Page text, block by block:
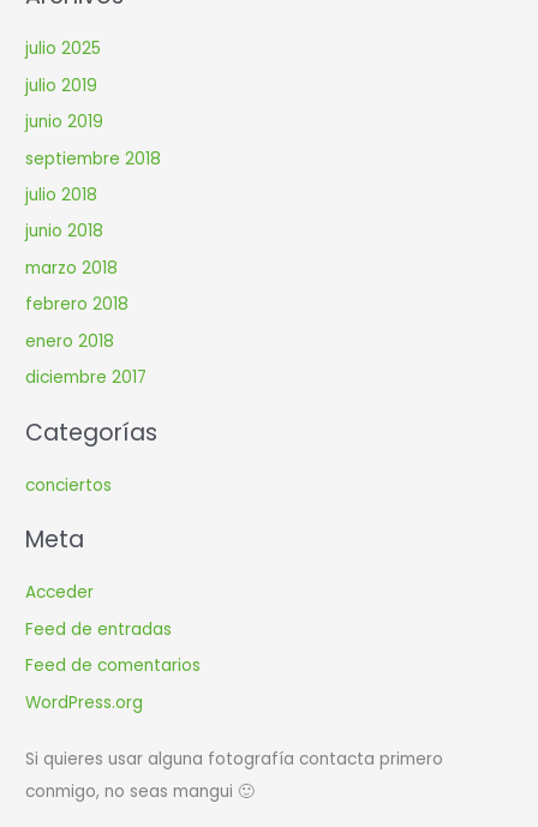
julio 2025
julio 2019
junio 2019
septiembre 2018
julio 2018
junio 2018
marzo 2018
febrero 2018
enero 2018
diciembre 2017
Categorías
conciertos
Meta
Acceder
Feed de entradas
Feed de comentarios
WordPress.org
Si quieres usar alguna fotografía contacta primero
conmigo, no seas mangui 🙂